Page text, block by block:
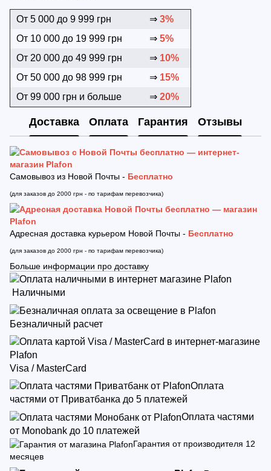
От 5 000 до 9 999 грн ⇒ 3%
От 10 000 до 19 999 грн
⇒ 5%
От 20 000 до 49 999 грн
⇒ 10%
От 50 000 до 98 999 грн
⇒ 15%
От 99 000 грн и больше
⇒ 20%
Доставка Оплата Гарантия Отзывы
Самовывоз из Новой Почты - Бесплатно
(для заказов до 2000 грн - по тарифам перевозчика)
Адресная доставка курьером Новой Почты - Бесплатно
(для заказов до 2000 грн - по тарифам перевозчика)
Больше информации про доставку
Наличными
Безналичный расчет
Visa / MasterCard
Оплата
частями от Приватбанка до 5 платежей
Оплата частями
от Monobank до 10 платежей
Гарантия от производителя 12
месяцев